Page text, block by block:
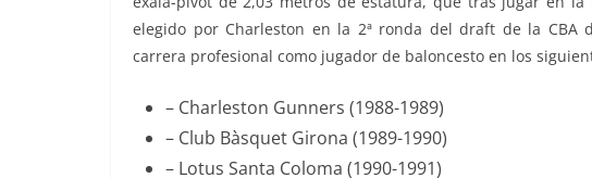
elegido por Charleston en la 2ª ronda del draft de la CBA
carrera profesional como jugador de baloncesto en los
– Charleston Gunners (1988-1989)
– Club Bàsquet Girona (1989-1990)
– Lotus Santa Coloma (1990-1991)